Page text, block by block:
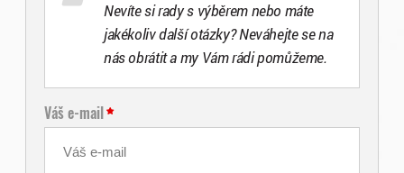
Nevíte si rady s výběrem nebo máte
jakékoliv další otázky? Neváhejte se na
nás obrátit a my Vám rádi pomůžeme.
Váš e-mail